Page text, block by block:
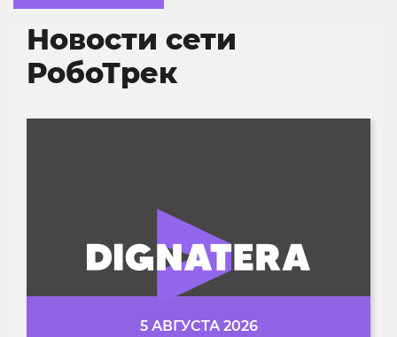
Новости сети
РобоТрек
5 АВГУСТА 2026